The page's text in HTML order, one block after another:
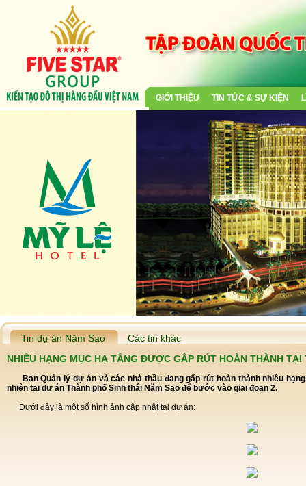
GIỚI THIỆU TIN TỨC & SỰ KIỆN
Tin dự án Năm Sao
Các tin khác
NHIỀU HẠNG MỤC HẠ TẦNG ĐƯỢC GẤP RÚT HOÀN THÀNH
Ban Quản lý dự án và các nhà thầu đang gấp rút hoàn thành nhiều hạng mục hạ tầng kỹ thuật cũng như cảnh quan thiên
nhiên tại dự án Thành phố Sinh thái Năm Sao để bước vào giai đoạn 2.
Dưới đây là một số hình ảnh cập nhật tại dự án: